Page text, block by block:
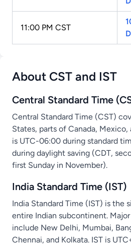
11:00 PM CST
About CST and IST
Central Standard Time
Central Standard Time (CST)
States, parts of Canada,
is UTC-06:00 during standard
during daylight saving (CDT,
first Sunday in November).
India Standard Time (IST)
India Standard Time (IST) is the
entire Indian subcontinent.
include New Delhi, Mumbai,
Chennai, and Kolkata. IST is